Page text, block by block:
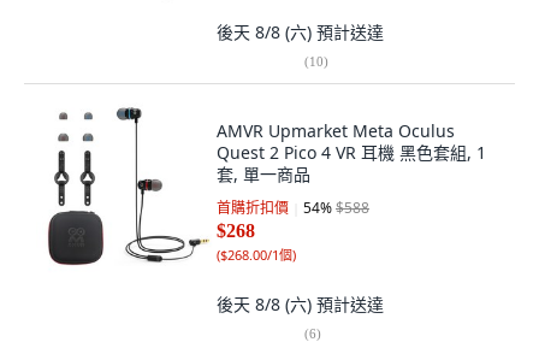
後天 8/8 (六) 預計送達
(10)
AMVR Upmarket Meta Oculus
Quest 2 Pico 4 VR 耳機 黑色套組, 1
套, 單一商品
首購折扣價 54%$588
$268
($268.00/1個)
後天 8/8 (六) 預計送達
(6)